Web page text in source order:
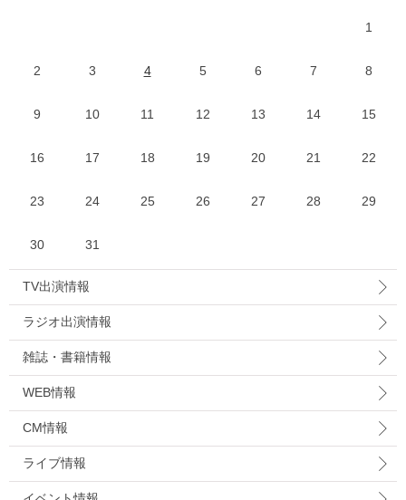
1
2 3 4 5 6 7 8
9 10 11 12 13 14 15
16 17 18 19 20 21 22
23 24 25 26 27 28 29
30 31
TV出演情報
ラジオ出演情報
雑誌・書籍情報
WEB情報
CM情報
ライブ情報